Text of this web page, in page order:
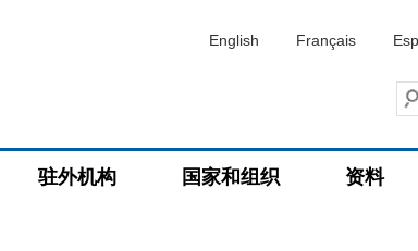
English Français
驻外机构 国家和组织 资料